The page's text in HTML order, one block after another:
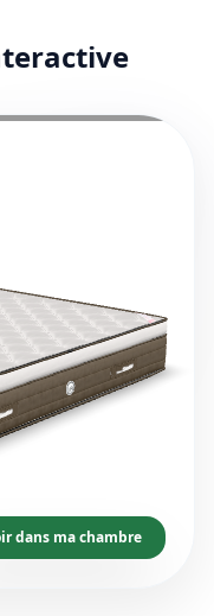
dans ma chambre